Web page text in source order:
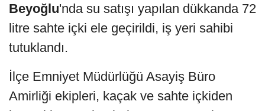
Beyoğlu'nda su satışı yapılan dükkanda 72
litre sahte içki ele geçirildi, iş yeri sahibi
tutuklandı.
İlçe Emniyet Müdürlüğü Asayiş Büro
Amirliği ekipleri, kaçak ve sahte içkiden